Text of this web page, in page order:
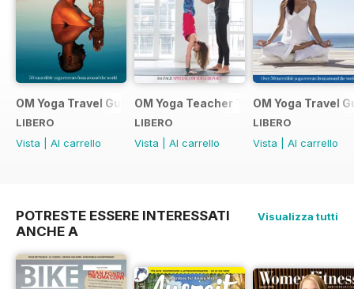
OM Yoga Travel Guide 2019
LIBERO
Vista
Al carrello
OM Yoga Teacher Training Guide 2018
LIBERO
Vista
Al carrello
OM Yoga Travel
LIBERO
Vista
Al carrello
POTRESTE ESSERE INTERESSATI
ANCHE A
Visualizza tutti